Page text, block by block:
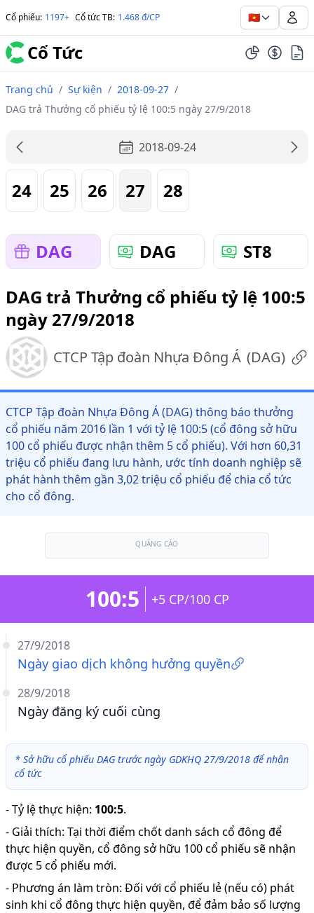
Cổ phiếu: 1197+ Cổ tức TB: 1.468 đ/CP 🇻🇳
Cổ Tức
Trang chủ / Sự kiện / 2018-09-27 /
DAG trả Thưởng cổ phiếu tỷ lệ 100:5 ngày 27/9/2018
2018-09-24
24 25 26 27 28
DAG DAG
ST8
DAG trả Thưởng cổ phiếu tỷ lệ 100:5
ngày 27/9/2018
CTCP Tập đoàn Nhựa Đông Á (DAG)
CTCP Tập đoàn Nhựa Đông Á (DAG) thông báo thưởng
cổ phiếu năm 2016 lần 1 với tỷ lệ 100:5 (cổ đông sở hữu
100 cổ phiếu được nhận thêm 5 cổ phiếu). Với hơn 60,31
triệu cổ phiếu đang lưu hành, ước tính doanh nghiệp sẽ
phát hành thêm gần 3,02 triệu cổ phiếu để chia cổ tức
cho cổ đông.
QUẢNG CÁO
27/9/2018
Ngày giao dịch không hưởng quyền
28/9/2018
Ngày đăng ký cuối cùng
100:5 +5 CP/100 CP
* Sở hữu cổ phiếu DAG trước ngày GDKHQ 27/9/2018 để nhận
cổ tức
-Tỷ lệ thực hiện: 100:5.
- Giải thích: Tại thời điểm chốt danh sách cổ đông để
thực hiện quyền, cổ đông sở hữu 100 cổ phiếu sẽ nhận
được 5 cổ phiếu mới.
- Phương án làm tròn: Đối với cổ phiếu lẻ (nếu có) phát
sinh khi cổ đông thực hiện quyền, để đảm bảo số lượng